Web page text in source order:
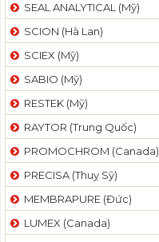
SEAL ANALYTICAL (Mỹ)
SCION (Hà Lan)
SCIEX (Mỹ)
SABIO (Mỹ)
RESTEK (Mỹ)
RAYTOR (Trung Quốc)
PROMOCHROM (Canada)
PRECISA (Thuỵ Sỹ)
MEMBRAPURE (Đức)
LUMEX (Canada)